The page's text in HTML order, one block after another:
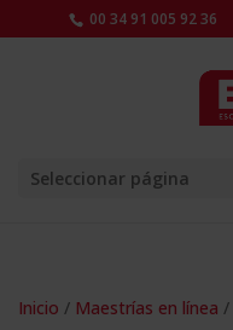
00 34 91 005 92 36
Seleccionar página
Inicio / Maestrías en línea /